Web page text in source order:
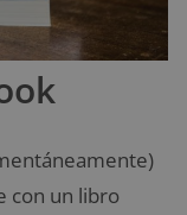
con un libro